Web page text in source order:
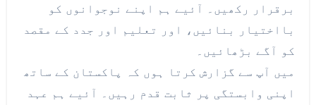
برقرار رکھیں۔ آئیے ہم اپنے نوجوانوں کو
بااختیار بنائیں، اور تعلیم اور جدد کے مقصد
کو آگے بڑھائیں۔
میں آپ سے گزارش کرتا ہوں کہ پاکستان کے ساتھ
اپنی وابستگی پر ثابت قدم رہیں۔ آئیے ہم عہد